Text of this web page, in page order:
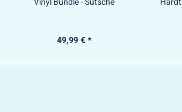
49,99 € *